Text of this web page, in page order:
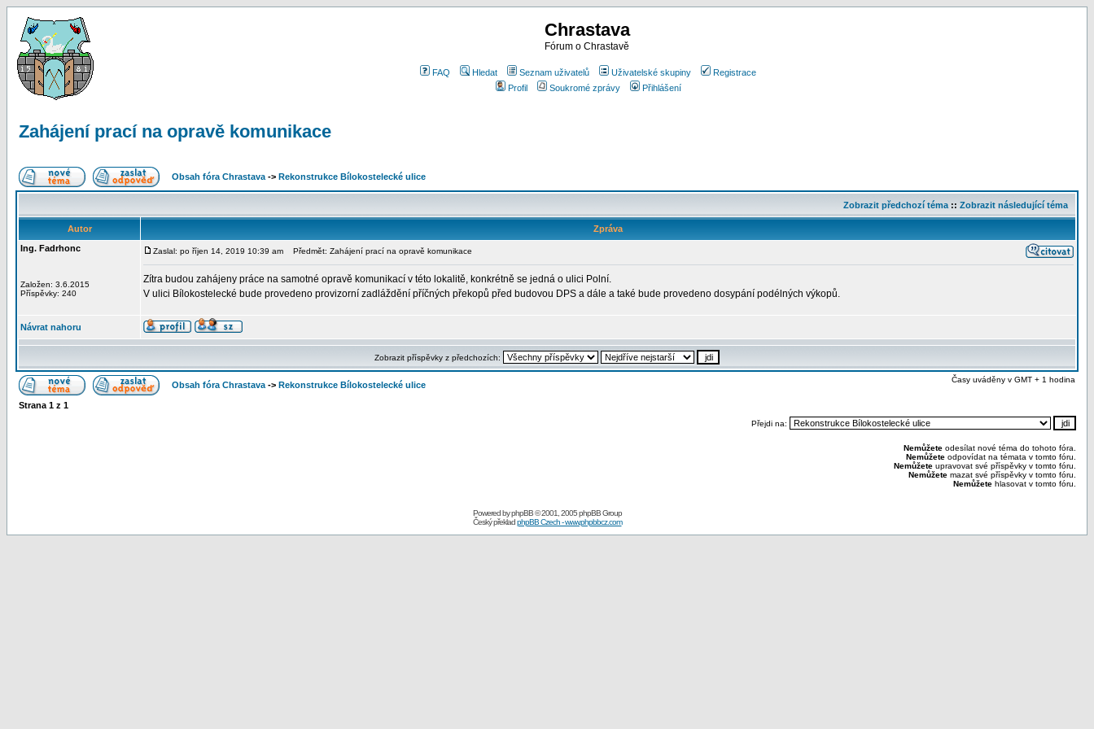
Chrastava
Fórum o Chrastavě
FAQ Hledat Seznam uživatelů Uživatelské skupiny
Registrace
Profil
Soukromé zprávy Přihlášení
Zahájení prací na opravě komunikace
Obsah fóra Chrastava -> Rekonstrukce Bílokostelecké ulice
Zobrazit předchozí téma :: Zobrazit následující téma
Autor
Zpráva
Ing. Fadrhonc
Založen: 3.6.2015
Příspěvky: 240
Zaslal: po říjen 14, 2019 10:39 am Předmět: Zahájení prací na opravě komunikace
Zítra budou zahájeny práce na samotné opravě komunikací v této lokalitě, konkrétně se jedná o ulici Polní.
V ulici Bílokostelecké bude provedeno provizorní zadláždění příčných překopů před budovou DPS a dále a také bude provedeno dosypání podélných výkopů.
Návrat nahoru
Zobrazit příspěvky z předchozích:
Obsah fóra Chrastava -> Rekonstrukce Bílokostelecké ulice
Časy uváděny v GMT + 1 hodina
Strana 1 z 1
Přejdi na:
Nemůžete odesílat nové téma do tohoto fóra.
Nemůžete odpovídat na témata v tomto fóru.
Nemůžete upravovat své příspěvky v tomto fóru.
Nemůžete mazat své příspěvky v tomto fóru.
Nemůžete hlasovat v tomto fóru.
Powered byphpBB© 2001, 2005 phpBB Group
Český překladphpBB Czech - www.phpbbcz.com